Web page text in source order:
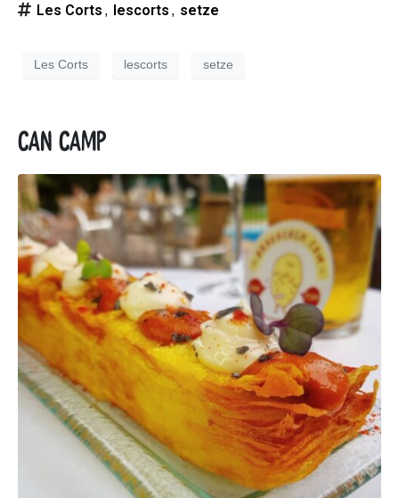
Les Corts , lescorts , setze
Les Corts lescorts setze
Can Camp